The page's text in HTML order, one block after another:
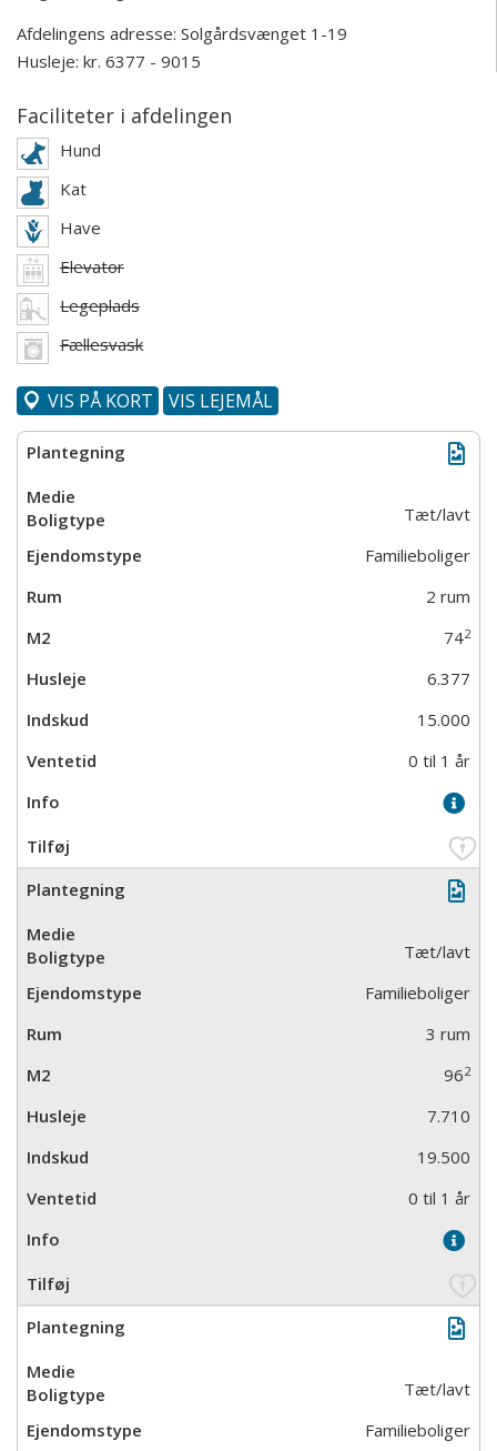
Afdelingens adresse: Solgårdsvænget 1-19
Husleje: kr. 6377 - 9015
Faciliteter i afdelingen
Hund
Kat
Have
Elevator
Legeplads
Fællesvask
VIS PÅ KORT VIS LEJEMÅL
Tæt/lavt
Familieboliger
2 rum
742
6.377
15.000
0 til 1 år
Tæt/lavt
Familieboliger
3 rum
962
7.710
19.500
0 til 1 år
Tæt/lavt
Familieboliger